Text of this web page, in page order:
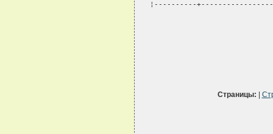
¦----------
Страницы: